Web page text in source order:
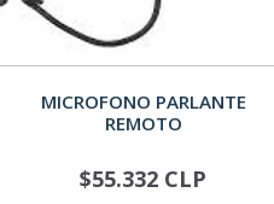
MICROFONO PARLANTE
REMOTO
+
$55.332 CLP